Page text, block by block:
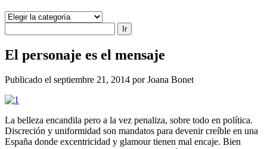
Categorías
El personaje es el mensaje
Publicado el septiembre 21, 2014 por Joana Bonet
La belleza encandila pero a la vez penaliza, sobre todo en política.
Discreción y uniformidad son mandatos para devenir creíble en una
España donde excentricidad y glamour tienen mal encaje. Bien